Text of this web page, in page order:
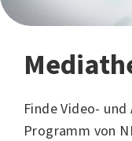
Finde Video-
Programm von